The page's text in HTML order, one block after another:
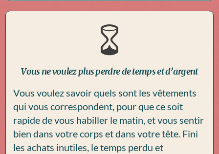
Vous ne voulez plus perdre de temps et d’argent
Vous voulez savoir quels sont les vêtements
qui vous correspondent, pour que ce soit
rapide de vous habiller le matin, et vous sentir
bien dans votre corps et dans votre tête. Fini
les achats inutiles, le temps perdu et